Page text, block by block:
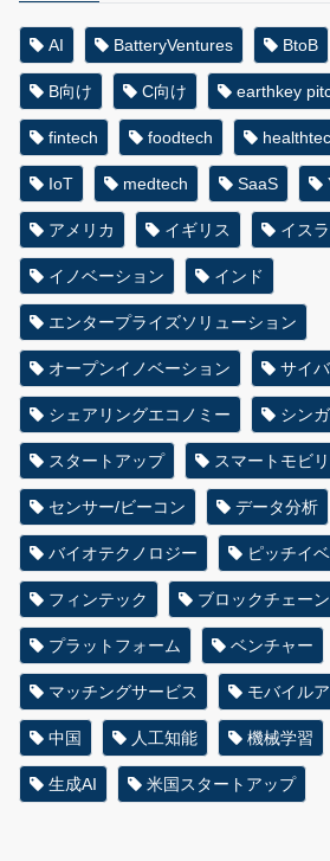
AI BatteryVentures BtoB
B向け C向け earthkey
fintech foodtech
IoT medtech SaaS
アメリカ イギリス イス
イノベーション インド
エンタープライズソリューション
オープンイノベーション サイ
シェアリングエコノミー シン
スタートアップ スマートモビ
センサー/ビーコン データ分析
バイオテクノロジー ピッチイ
フィンテック ブロックチェーン
プラットフォーム ベンチャー
マッチングサービス モバイル
中国 人工知能 機械学習
生成AI 米国スタートアップ